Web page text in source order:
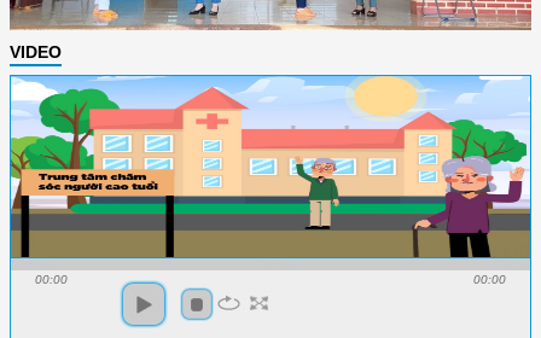
VIDEO
00:00 00:00